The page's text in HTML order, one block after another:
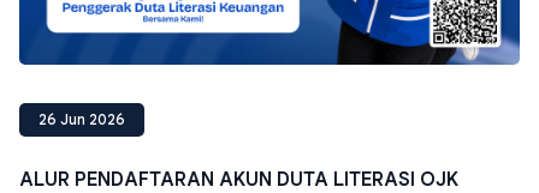
26 Jun 2026
ALUR PENDAFTARAN AKUN DUTA LITERASI OJK